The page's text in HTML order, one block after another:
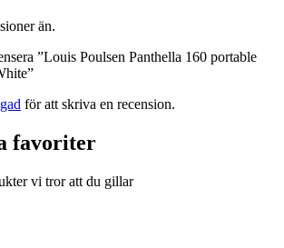
än.
”Louis Poulsen Panthella 160 portable
för att skriva en recension.
favoriter
vi tror att du gillar